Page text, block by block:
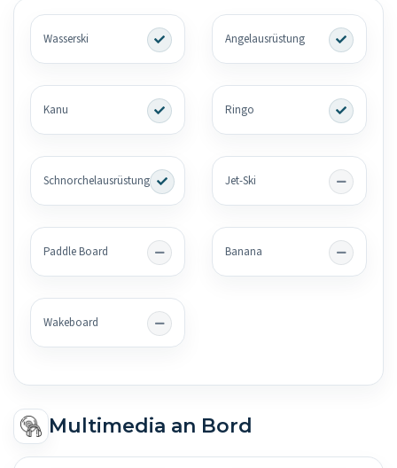
Wasserski Angelausrüstung
Kanu Ringo
Schnorchelausrüstung Jet-Ski
Paddle Board Banana
Wakeboard
Multimedia an Bord